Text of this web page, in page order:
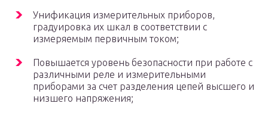
Унификация измерительных приборов,
градуировка их шкал в соответствии с
измеряемым первичным током;
Повышается уровень безопасности при работе с
различными реле и измерительными
приборами за счет разделения цепей высшего и
низшего напряжения;